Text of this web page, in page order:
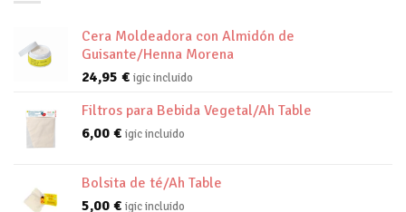
Cera Moldeadora con Almidón de
Guisante/Henna Morena
24,95 € igic incluido
Filtros para Bebida Vegetal/Ah Table
6,00 € igic incluido
Bolsita de té/Ah Table
5,00 € igic incluido